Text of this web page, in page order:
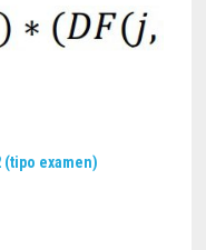
examen)